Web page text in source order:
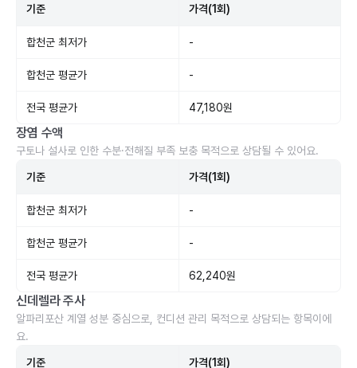
기준 가격(1회)
합천군 최저가 -
합천군 평균가 -
전국 평균가 47,180원
장염 수액
구토나 설사로 인한 수분·전해질 부족 보충 목적으로 상담될 수 있어요.
기준 가격(1회)
합천군 최저가 -
합천군 평균가 -
전국 평균가 62,240원
신데렐라 주사
알파리포산 계열 성분 중심으로, 컨디션 관리 목적으로 상담되는 항목이에
요.
기준 가격(1회)